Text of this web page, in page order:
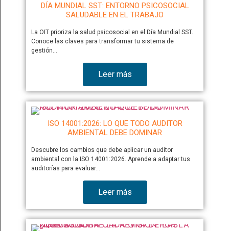
DÍA MUNDIAL SST: ENTORNO PSICOSOCIAL
SALUDABLE EN EL TRABAJO
La OIT prioriza la salud psicosocial en el Día Mundial SST.
Conoce las claves para transformar tu sistema de
gestión…
Leer más
ISO 14001:2026: LO QUE TODO AUDITOR
AMBIENTAL DEBE DOMINAR
Descubre los cambios que debe aplicar un auditor
ambiental con la ISO 14001:2026. Aprende a adaptar tus
auditorías para evaluar…
Leer más